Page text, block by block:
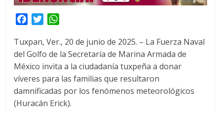
c
e
b
o
o
k
T
i
t
t
e
r
a
t
s
A
p
p
Tuxpan, Ver., 20 de junio de 2025. – La Fuerza Naval
del Golfo de la Secretaría de Marina Armada de
México invita a la ciudadanía tuxpeña a donar
víveres para las familias que resultaron
damnificadas por los fenómenos meteorológicos
(Huracán Erick).